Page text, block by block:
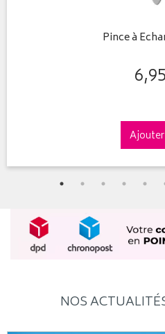
Pince à
6,95
Ajouter
NOS